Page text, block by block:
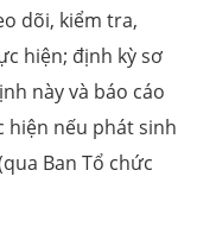
dõi, kiểm tra,
hiện; định kỳ sơ
này và báo cáo
hiện nếu phát sinh
Ban Tổ chức